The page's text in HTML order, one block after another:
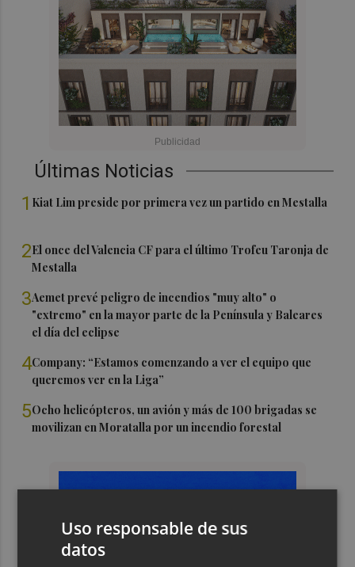
Últimas Noticias
1 Kiat Lim preside por primera vez un partido en Mestalla
2El once del Valencia CF para el último Trofeu Taronja de
Mestalla
3Aemet prevé peligro de incendios "muy alto" o
"extremo" en la mayor parte de la Península y Baleares
el día del eclipse
4Company: “Estamos comenzando a ver el equipo que
queremos ver en la Liga”
5Ocho helicópteros, un avión y más de 100 brigadas se
movilizan en Moratalla por un incendio forestal
Uso responsable de sus
datos